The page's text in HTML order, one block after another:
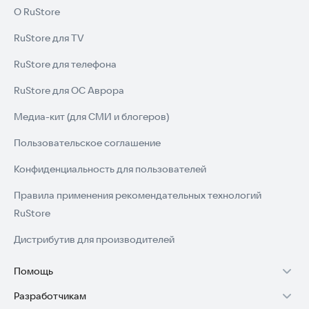
О RuStore
RuStore для TV
RuStore для телефона
RuStore для ОС Аврора
Медиа-кит (для СМИ и блогеров)
Пользовательское соглашение
Конфиденциальность для пользователей
Правила применения рекомендательных технологий
RuStore
Дистрибутив для производителей
Помощь
Установка RuStore на TV
Разработчикам